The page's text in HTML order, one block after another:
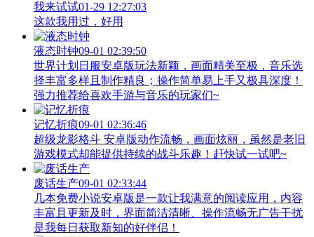
我来试试01-29 12:27:03
这款我用过，好用
液态时钟09-01 02:39:50
世界计划日服安卓版玩法新颖，画面精美至极，音乐选
择丰富多样且制作精良；操作简单易上手又极具深度！
强力推荐给喜欢手游与音乐的玩家们~
记忆折痕09-01 02:36:46
超级龙影格斗 安卓版动作流畅，画面炫丽，虽然是老旧
游戏模式却能提供持续的战斗乐趣！赶快试一试吧~
废话生产09-01 02:33:44
几本免费小说安卓版是一款让我满意的阅读应用，内容
丰富且更新及时，界面简洁清晰、操作流畅无广告干扰
是我每日获取新知的好伴侣！